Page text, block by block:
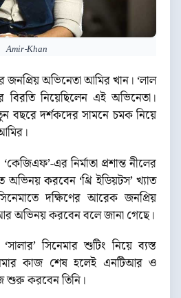
Amir-Khan
জনপ্রিয় অভিনেতা আমির খান। ‘লাল
বিরতি নিয়েছিলেন এই অভিনেতা।
বছরে দর্শকদের সামনে চমক নিয়ে
এর নির্মাতা প্রশান্ত নীলের
অভিনয় করবেন ‘থ্রি ইডিয়টস’ খ্যাত
দক্ষিণের আরেক জনপ্রিয়
অভিনয় করবেন বলে জানা গেছে।
সিনেমার শুটিং নিয়ে ব্যস্ত
কাজ শেষ হলেই এনটিআর ও
শুরু করবেন তিনি।